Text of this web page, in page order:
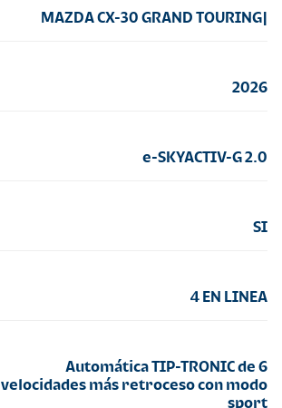
MAZDA CX-30 GRAND TOURING|
2026
e-SKYACTIV-G 2.0
SI
4 EN LINEA
Automática TIP-TRONIC de 6
velocidades más retroceso con modo
sport